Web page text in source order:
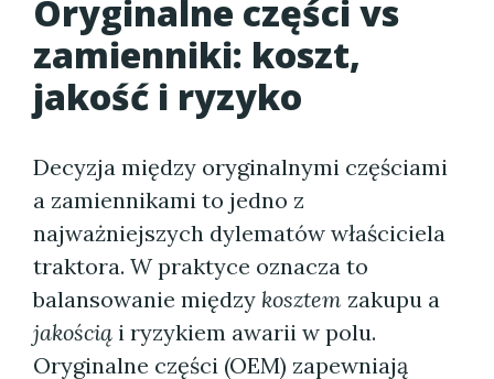
Oryginalne części vs
zamienniki: koszt,
jakość i ryzyko
Decyzja między oryginalnymi częściami
a zamiennikami to jedno z
najważniejszych dylematów właściciela
traktora. W praktyce oznacza to
balansowanie między kosztem zakupu a
jakością i ryzykiem awarii w polu.
Oryginalne części (OEM) zapewniają